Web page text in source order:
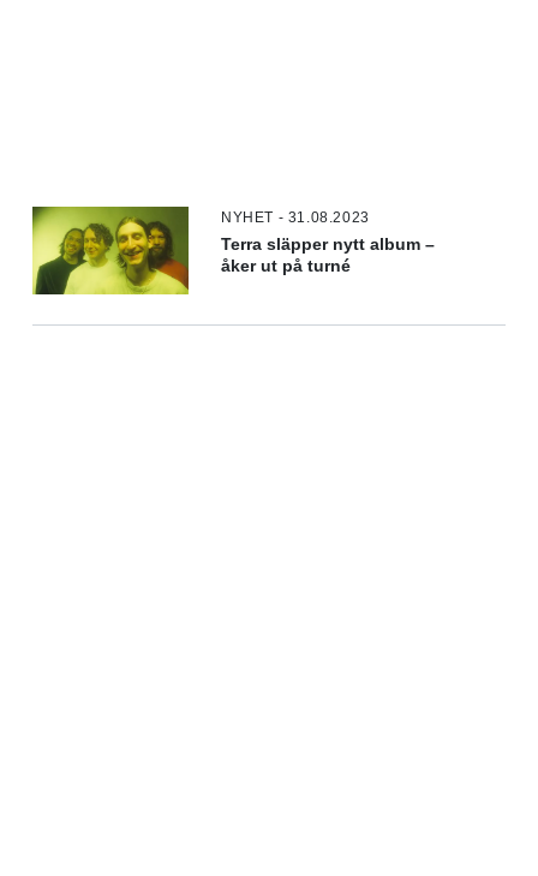
NYHET - 31.08.2023
Terra släpper nytt album –
åker ut på turné